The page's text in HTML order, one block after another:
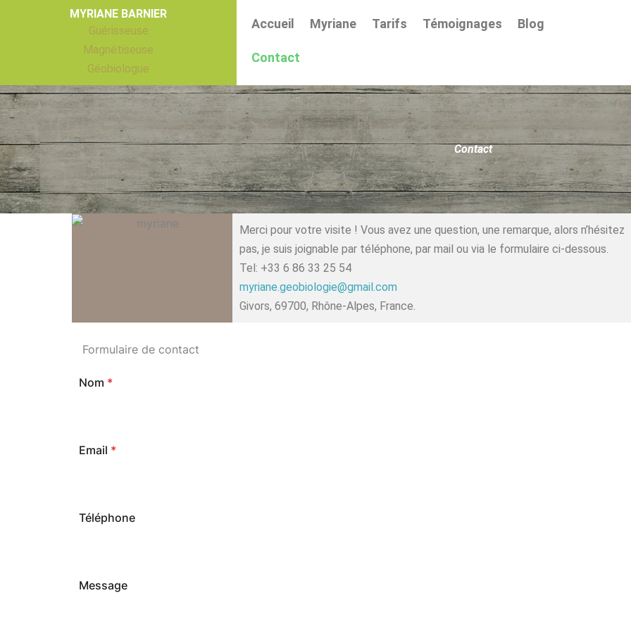
MYRIANE BARNIER
Guérisseuse
Magnétiseuse
Géobiologue
Accueil Myriane Tarifs Témoignages Blog
Contact
Contact
Merci pour votre visite ! Vous avez une question, une remarque, alors n’hésitez
pas, je suis joignable par téléphone, par mail ou via le formulaire ci-dessous.
Tel: +33 6 86 33 25 54
myriane.geobiologie@gmail.com
Givors, 69700, Rhône-Alpes, France.
Formulaire de contact
Nom *
Email *
Téléphone
Message